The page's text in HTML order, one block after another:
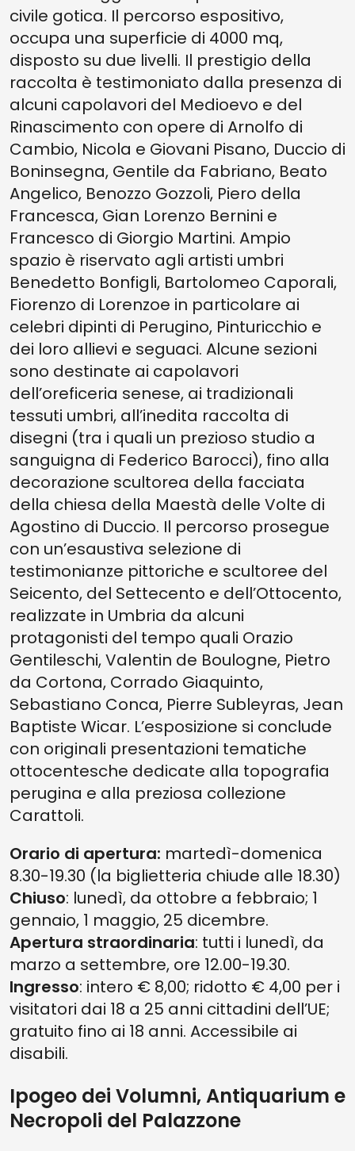
civile gotica. Il percorso espositivo,
occupa una superficie di 4000 mq,
disposto su due livelli. Il prestigio della
raccolta è testimoniato dalla presenza di
alcuni capolavori del Medioevo e del
Rinascimento con opere di Arnolfo di
Cambio, Nicola e Giovani Pisano, Duccio di
Boninsegna, Gentile da Fabriano, Beato
Angelico, Benozzo Gozzoli, Piero della
Francesca, Gian Lorenzo Bernini e
Francesco di Giorgio Martini. Ampio
spazio è riservato agli artisti umbri
Benedetto Bonfigli, Bartolomeo Caporali,
Fiorenzo di Lorenzoe in particolare ai
celebri dipinti di Perugino, Pinturicchio e
dei loro allievi e seguaci. Alcune sezioni
sono destinate ai capolavori
dell’oreficeria senese, ai tradizionali
tessuti umbri, all’inedita raccolta di
disegni (tra i quali un prezioso studio a
sanguigna di Federico Barocci), fino alla
decorazione scultorea della facciata
della chiesa della Maestà delle Volte di
Agostino di Duccio. Il percorso prosegue
con un’esaustiva selezione di
testimonianze pittoriche e scultoree del
Seicento, del Settecento e dell’Ottocento,
realizzate in Umbria da alcuni
protagonisti del tempo quali Orazio
Gentileschi, Valentin de Boulogne, Pietro
da Cortona, Corrado Giaquinto,
Sebastiano Conca, Pierre Subleyras, Jean
Baptiste Wicar. L’esposizione si conclude
con originali presentazioni tematiche
ottocentesche dedicate alla topografia
perugina e alla preziosa collezione
Carattoli.
Orario di apertura: martedì-domenica
8.30-19.30 (la biglietteria chiude alle 18.30)
Chiuso: lunedì, da ottobre a febbraio; 1
gennaio, 1 maggio, 25 dicembre.
Apertura straordinaria: tutti i lunedì, da
marzo a settembre, ore 12.00-19.30.
Ingresso: intero € 8,00; ridotto € 4,00 per i
visitatori dai 18 a 25 anni cittadini dell’UE;
gratuito fino ai 18 anni. Accessibile ai
disabili.
Ipogeo dei Volumni, Antiquarium e
Necropoli del Palazzone